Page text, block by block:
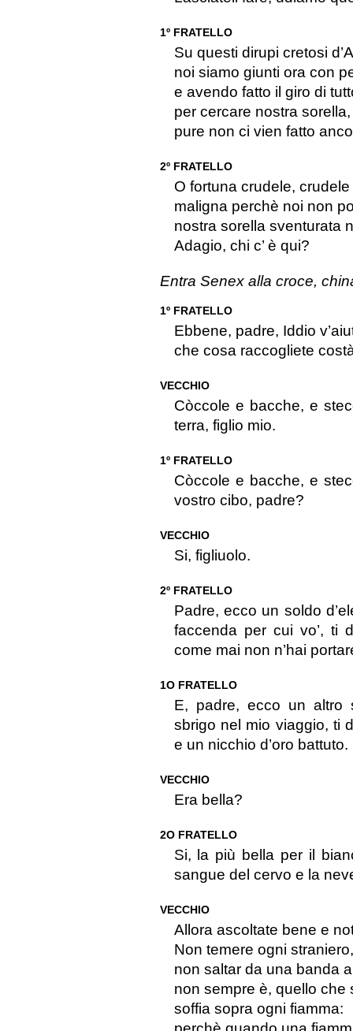
1º FRATELLO
Su questi dirupi cretosi
noi siamo giunti ora con
e avendo fatto il giro di
per cercare nostra
pure non ci vien fatto
2º FRATELLO
O fortuna crudele,
maligna perchè noi non
nostra sorella sventurata
Adagio, chi c’ è qui?
Entra Senex alla croce,
1º FRATELLO
Ebbene, padre, Iddio
che cosa raccogliete
VECCHIO
Còccole e bacche, e
terra, figlio mio.
1º FRATELLO
Còccole e bacche, e
vostro cibo, padre?
VECCHIO
Si, figliuolo.
2º FRATELLO
Padre, ecco un soldo
faccenda per cui vo’, ti
come mai non n’hai
1O FRATELLO
E, padre, ecco un altro
sbrigo nel mio viaggio, ti
e un nicchio d’oro battuto.
VECCHIO
Era bella?
2O FRATELLO
Si, la più bella per il
sangue del cervo e la
VECCHIO
Allora ascoltate bene e
Non temere ogni straniero,
non saltar da una banda
non sempre è, quello che
soffia sopra ogni fiamma: